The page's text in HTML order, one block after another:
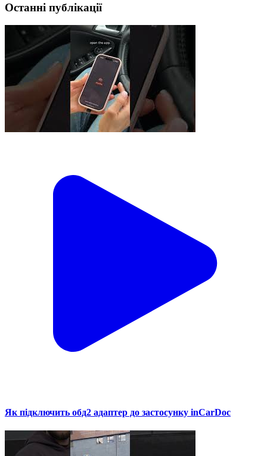
Останні публікації
Як підключить обд2 адаптер до застосунку inCarDoc